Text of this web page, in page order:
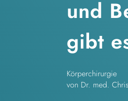
und
gibt
Körperchirurgie
von Dr. med.